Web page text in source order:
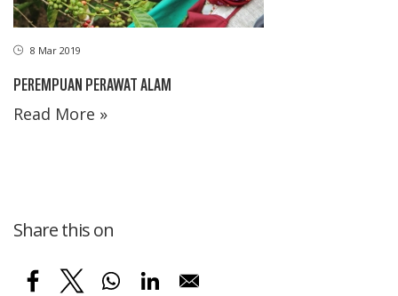
8 Mar 2019
PEREMPUAN PERAWAT ALAM
Read More »
Share this on